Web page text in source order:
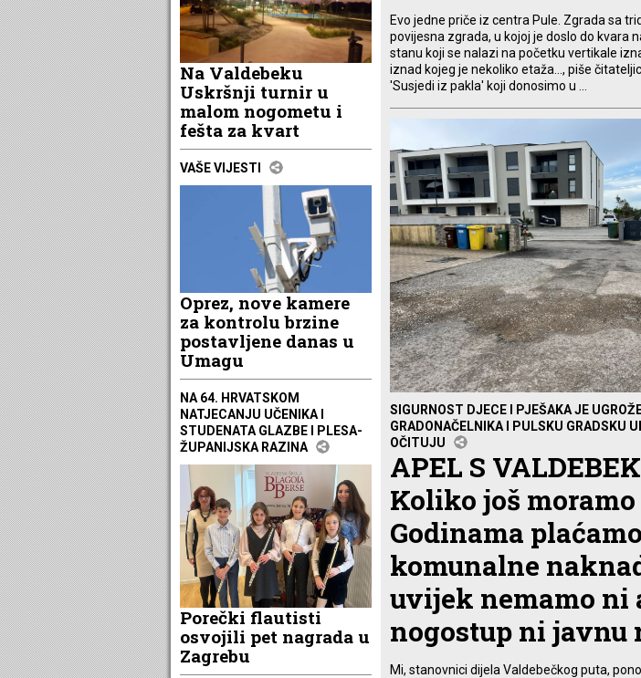
Evo jedne priče iz centra Pule. Zgrada sa
povijesna zgrada, u kojoj je doslo do kvara
stanu koji se nalazi na početku vertikale
iznad kojeg je nekoliko etaža..., piše
'Susjedi iz pakla' koji donosimo u ...
SIGURNOST DJECE I PJEŠAKA JE
GRADONAČELNIKA I PULSKU GRADSKU
OČITUJU
APEL S
Koliko još
Godinama plaćamo
komunalne
uvijek nemamo ni
nogostup ni javnu
Mi, stanovnici dijela Valdebečkog puta,
Na Valdebeku
Uskršnji turnir u
malom nogometu i
fešta za kvart
VAŠE VIJESTI
Oprez, nove kamere
za kontrolu brzine
postavljene danas u
Umagu
NA 64. HRVATSKOM
NATJECANJU UČENIKA I
STUDENATA GLAZBE I PLESA-
ŽUPANIJSKA RAZINA
Porečki flautisti
osvojili pet nagrada u
Zagrebu